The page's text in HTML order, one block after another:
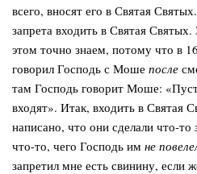
всего, вносят его в Святая
запрета входить в Святая
этом точно знаем, потому что в
говорил Господь с Моше после
там Господь говорит Моше:
входят». Итак, входить в Святая
написано, что они сделали что-то
что-то, чего Господь им не
запретил мне есть свинину, если